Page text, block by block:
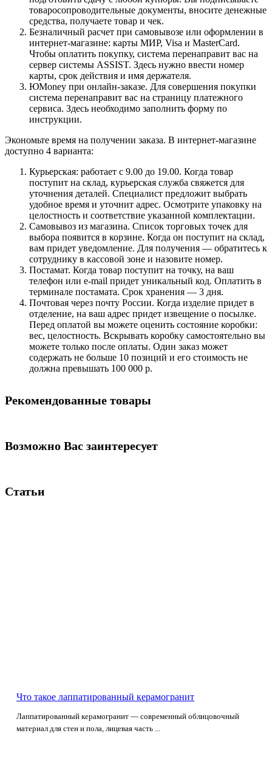
товаросопроводительные документы, вносите денежные
средства, получаете товар и чек.
Безналичный расчет при самовывозе или оформлении в
интернет-магазине: карты МИР, Visa и MasterCard.
Чтобы оплатить покупку, система перенаправит вас на
сервер системы ASSIST. Здесь нужно ввести номер
карты, срок действия и имя держателя.
ЮMoney при онлайн-заказе. Для совершения покупки
система перенаправит вас на страницу платежного
сервиса. Здесь необходимо заполнить форму по
инструкции.
Экономьте время на получении заказа. В интернет-магазине
доступно 4 варианта:
Курьерская: работает с 9.00 до 19.00. Когда товар
поступит на склад, курьерская служба свяжется для
уточнения деталей. Специалист предложит выбрать
удобное время и уточнит адрес. Осмотрите упаковку на
целостность и соответствие указанной комплектации.
Самовывоз из магазина. Список торговых точек для
выбора появится в корзине. Когда он поступит на склад,
вам придет уведомление. Для получения — обратитесь к
сотруднику в кассовой зоне и назовите номер.
Постамат. Когда товар поступит на точку, на ваш
телефон или e-mail придет уникальный код. Оплатить в
терминале постамата. Срок хранения — 3 дня.
Почтовая через почту России. Когда изделие придет в
отделение, на ваш адрес придет извещение о посылке.
Перед оплатой вы можете оценить состояние коробки:
вес, целостность. Вскрывать коробку самостоятельно вы
можете только после оплаты. Один заказ может
содержать не больше 10 позиций и его стоимость не
должна превышать 100 000 р.
Рекомендованные товары
Возможно Вас заинтересует
Статьи
Что такое лаппатированный керамогранит
Лаппатированный керамогранит — современный облицовочный
материал для стен и пола, лицевая часть ...